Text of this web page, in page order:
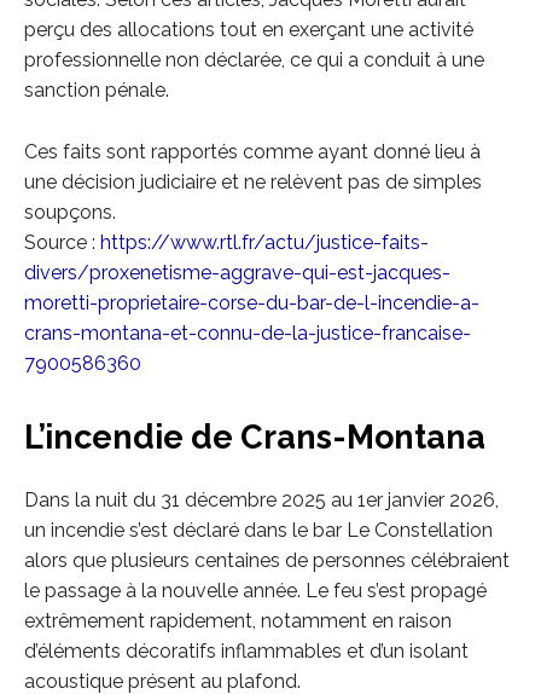
perçu des allocations tout en exerçant une activité
professionnelle non déclarée, ce qui a conduit à une
sanction pénale.
Ces faits sont rapportés comme ayant donné lieu à
une décision judiciaire et ne relèvent pas de simples
soupçons.
Source : https://www.rtl.fr/actu/justice-faits-
divers/proxenetisme-aggrave-qui-est-jacques-
moretti-proprietaire-corse-du-bar-de-l-incendie-a-
crans-montana-et-connu-de-la-justice-francaise-
7900586360
L’incendie de Crans-Montana
Dans la nuit du 31 décembre 2025 au 1er janvier 2026,
un incendie s’est déclaré dans le bar Le Constellation
alors que plusieurs centaines de personnes célébraient
le passage à la nouvelle année. Le feu s’est propagé
extrêmement rapidement, notamment en raison
d’éléments décoratifs inflammables et d’un isolant
acoustique présent au plafond.